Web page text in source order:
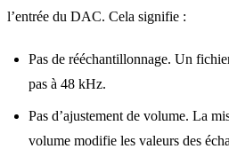
l’entrée du DAC. Cela signifie :
Pas de rééchantillonnage. Un
pas à 48 kHz.
Pas d’ajustement de volume. La
volume modifie les valeurs des